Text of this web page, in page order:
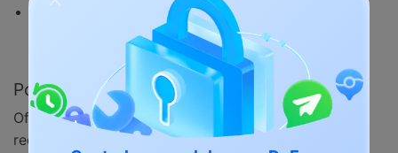
Não exige conhecimento técnico
intuitiva permite que qualquer pessoa tente
desbloquear o aparelho com poucos cliques.
Por que escolher o Dr.Fone?
Oferece uma solução rápida, segura e confiável para
recuperar o acesso ao aparelho.